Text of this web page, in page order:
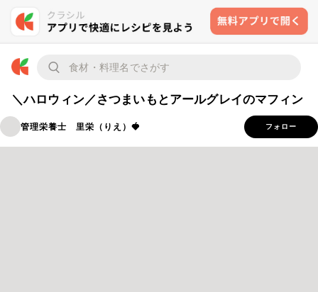
＼ハロウィン／さつまいもとアールグレイのマフィン
管理栄養士 里栄（りえ）🍓 フォロー